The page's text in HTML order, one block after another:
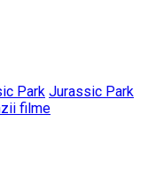
Park Jurassic Park
filme